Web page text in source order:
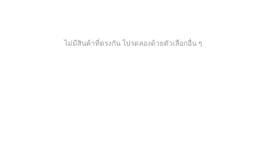
ไม่มีสินค้าที่ตรงกัน โปรดลองด้วยตัวเลือกอื่น ๆ